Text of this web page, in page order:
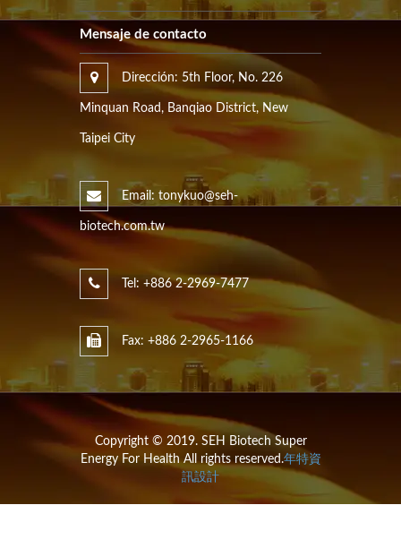
Mensaje de contacto
Dirección: 5th Floor, No. 226
Minquan Road, Banqiao District, New
Taipei City
Email: tonykuo@seh-
biotech.com.tw
Tel: +886 2-2969-7477
Fax: +886 2-2965-1166
Copyright © 2019. SEH Biotech Super
Energy For Health All rights reserved.年特資
訊設計